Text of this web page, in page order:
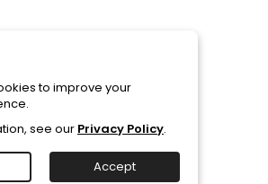
to improve your
see our Privacy Policy.
Accept